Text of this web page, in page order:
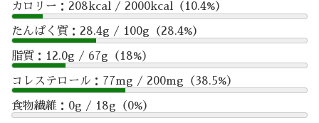
カロリー：208kcal / 2000kcal（10.4%）
たんぱく質：28.4g / 100g（28.4%）
脂質：12.0g / 67g（18%）
コレステロール：77mg / 200mg（38.5%）
食物繊維：0g / 18g（0%）